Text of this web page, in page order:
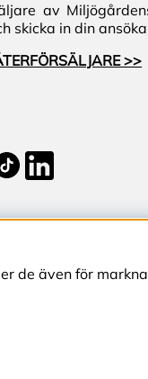
av
skicka in din
>>
de även för